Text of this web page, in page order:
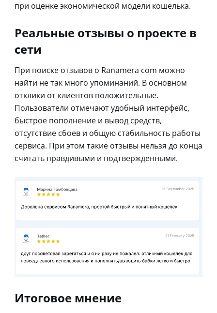
при оценке экономической модели кошелька.
Реальные отзывы о проекте в
сети
При поиске отзывов о Ranamera com можно
найти не так много упоминаний. В основном
отклики от клиентов положительные.
Пользователи отмечают удобный интерфейс,
быстрое пополнение и вывод средств,
отсутствие сбоев и общую стабильность работы
сервиса. При этом такие отзывы нельзя до конца
считать правдивыми и подтвержденными.
Итоговое мнение